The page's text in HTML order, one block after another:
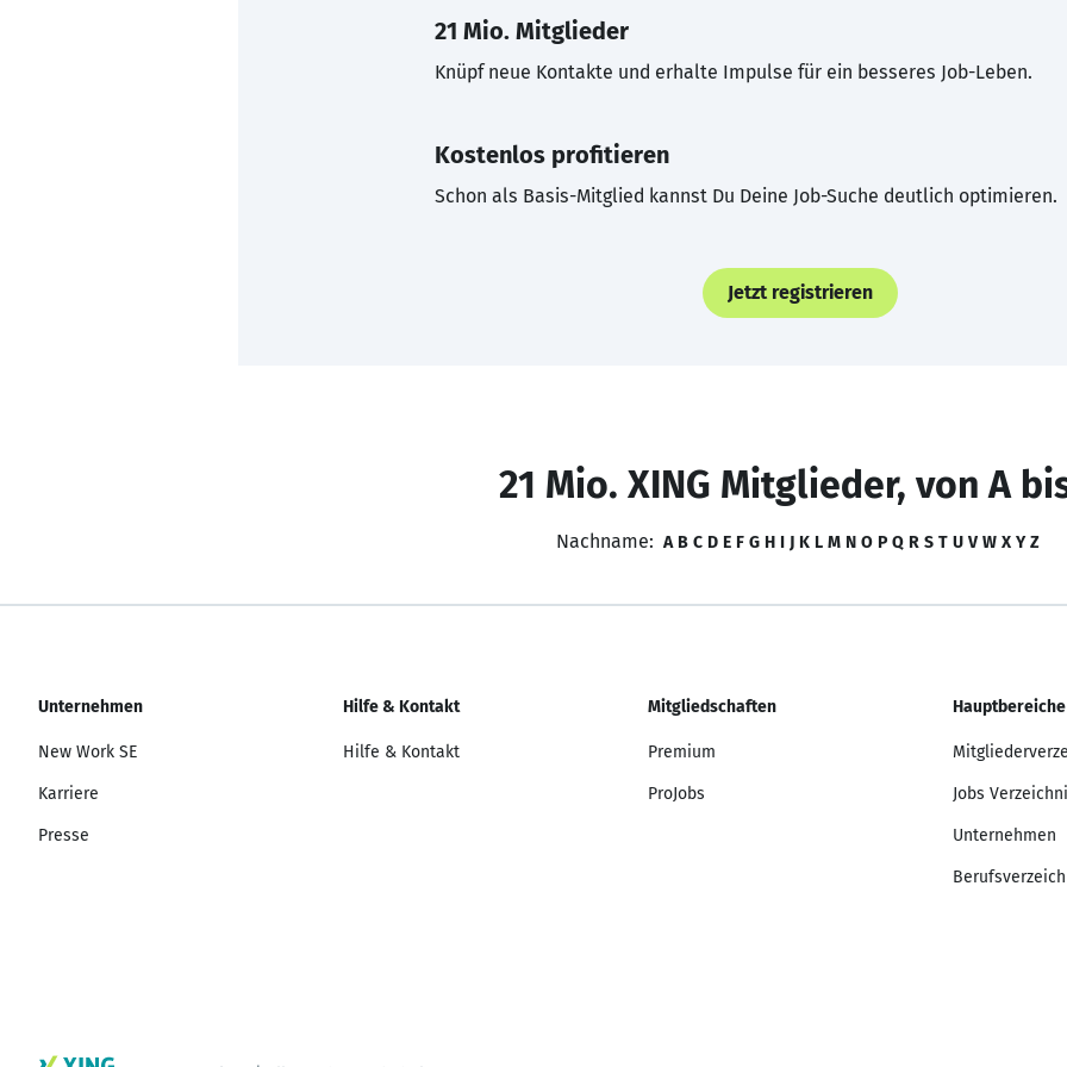
21 Mio. Mitglieder
Knüpf neue Kontakte und erhalte Impulse für ein besseres Job-Leben.
Kostenlos profitieren
Schon als Basis-Mitglied kannst Du Deine Job-Suche deutlich optimieren.
Jetzt registrieren
21 Mio. XING Mitglieder, von A
Nachname: A B C D E F G H I J K L M N O P Q R S T U V W X Y Z
Unternehmen
New Work SE
Karriere
Presse
Hilfe & Kontakt
Hilfe & Kontakt
Mitgliedschaften
Premium
ProJobs
Hauptbereiche
Jobs
Unternehmen